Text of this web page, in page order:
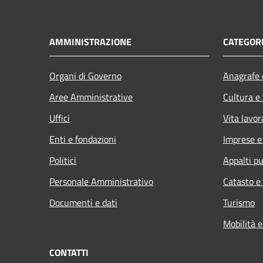
AMMINISTRAZIONE
Organi di Governo
Aree Amministrative
Uffici
Enti e fondazioni
Politici
Personale Amministrativo
Documenti e dati
Cultura
Vita
Imprese
Appalti
Catasto
Turismo
Mobilità
CONTATTI